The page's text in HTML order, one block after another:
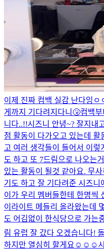
이제 진짜 컴백 실감 난다잉ㅇ
게까지 기다려지다니🤧컴백
니다..!!시즈니 안녕~? 잘지내
점 활동이 다가오고 있는데
고 여러 생각들이 들어서 이렇
도 하고 또 7드림으로 나오는
있는 활동이 될것 같아요. 무
기도 하고 잘 기다려준 시즈니
이가 우리 멤버들한테 한명씩
이라이트 메들리 올라왔는데
도 어김없이 한식당으로 가는
림 유럽 잘 갔다 오겠습니다!
하지만 열심히 할게요☺️☺️☺️